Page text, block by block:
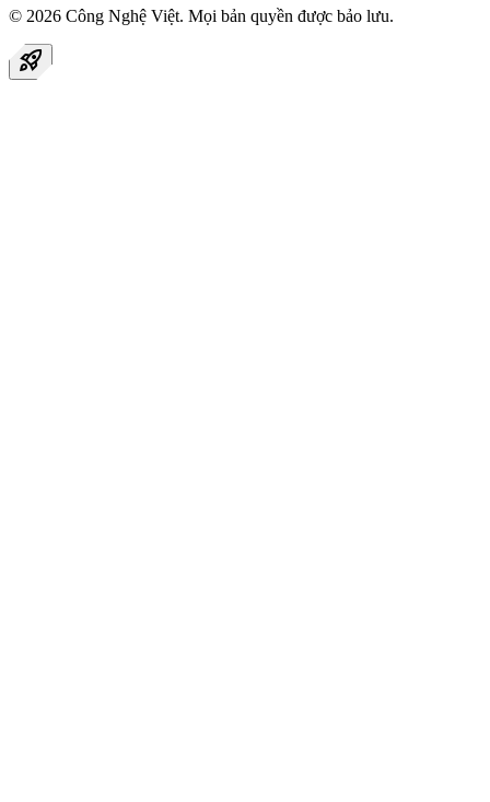
© 2026 Công Nghệ Việt. Mọi bản quyền được bảo lưu.
rocket_launch